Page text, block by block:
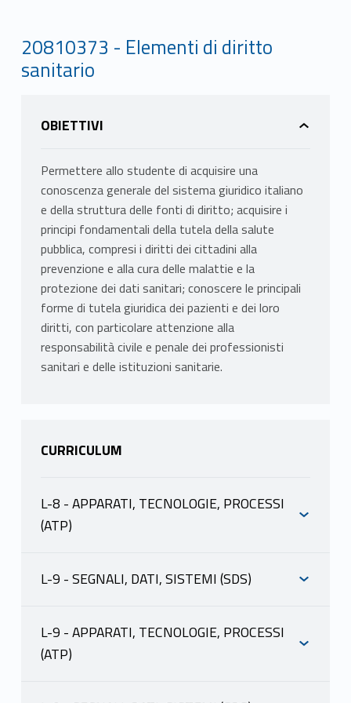
20810373 - Elementi di diritto
sanitario
OBIETTIVI
Permettere allo studente di acquisire una
conoscenza generale del sistema giuridico italiano
e della struttura delle fonti di diritto; acquisire i
principi fondamentali della tutela della salute
pubblica, compresi i diritti dei cittadini alla
prevenzione e alla cura delle malattie e la
protezione dei dati sanitari; conoscere le principali
forme di tutela giuridica dei pazienti e dei loro
diritti, con particolare attenzione alla
responsabilità civile e penale dei professionisti
sanitari e delle istituzioni sanitarie.
CURRICULUM
L-8 - APPARATI, TECNOLOGIE, PROCESSI
(ATP)
scheda docente
L-9 - SEGNALI, DATI, SISTEMI (SDS)
L-9 - APPARATI, TECNOLOGIE, PROCESSI
(ATP)